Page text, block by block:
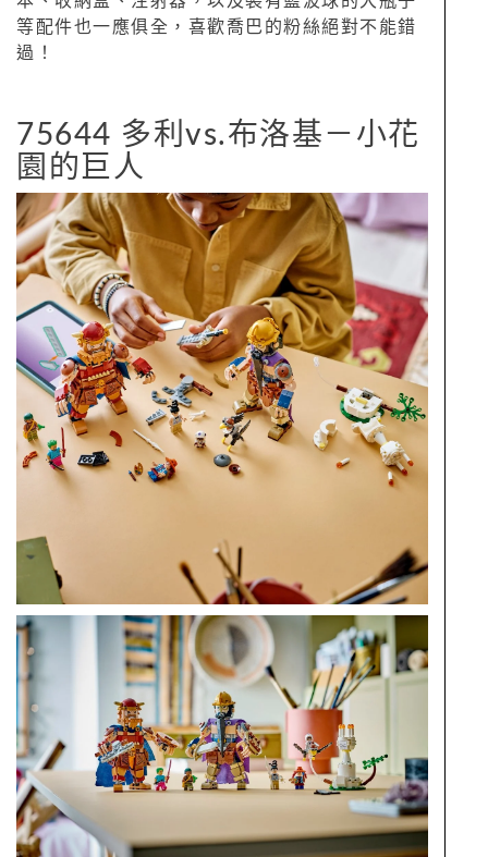
等配件也一應俱全，喜歡喬巴的粉絲絕對不能錯
過！
75644 多利vs.布洛基－小花
園的巨人